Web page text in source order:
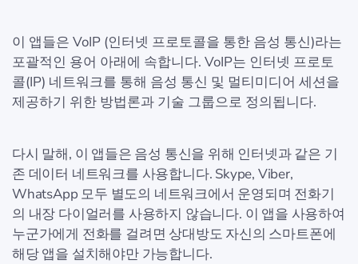
이 앱들은 VoIP (인터넷 프로토콜을 통한 음성 통신)라는
포괄적인 용어 아래에 속합니다. VoIP는 인터넷 프로토
콜(IP) 네트워크를 통해 음성 통신 및 멀티미디어 세션을
제공하기 위한 방법론과 기술 그룹으로 정의됩니다.
다시 말해, 이 앱들은 음성 통신을 위해 인터넷과 같은 기
존 데이터 네트워크를 사용합니다. Skype, Viber,
WhatsApp 모두 별도의 네트워크에서 운영되며 전화기
의 내장 다이얼러를 사용하지 않습니다. 이 앱을 사용하여
누군가에게 전화를 걸려면 상대방도 자신의 스마트폰에
해당 앱을 설치해야만 가능합니다.